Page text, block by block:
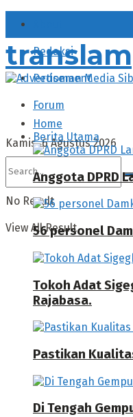
Redaksi
Pedoman Media
Forum
Kamis, 6 Agustus 2026
No Result
View All Result
Home
Berita Utama
Anggota DPRD
56 personel
Tokoh Adat
Rajabasa.
Pastikan
Di Tengah